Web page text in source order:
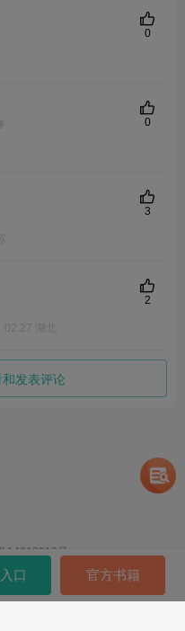
奖（奖牌、证书）、
（奖杯、证书）
估工作，贯彻落实高等院
生英语水平的全面提高，激
英语学习成绩优秀的大学
教学水平评估中有关大学各
于学生夯实和扩展英语基础
语综合运用能力，推动全国
neccs/2026
赛区/学校未申请开通网络报
用于英语专业本、专科学生
科生参加；D类竞赛适用于体
号富海中心3号楼607
0
0
3
02.27 湖北
2
发表评论
队伍管理
口 官方书籍
14013810号